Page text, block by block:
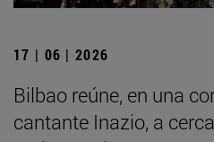
17 | 06 | 2026
Bilbao reúne, en una
cantante Inazio, a